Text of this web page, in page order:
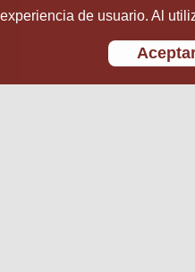
de usuario. Al